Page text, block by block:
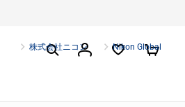
株式会社ニコン Nikon Global